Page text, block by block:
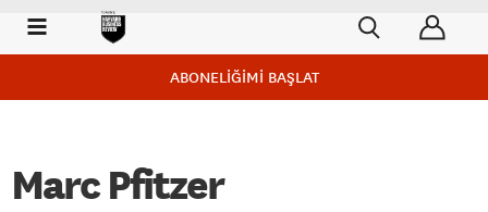
ABONELİĞİMİ BAŞLAT
Marc Pfitzer